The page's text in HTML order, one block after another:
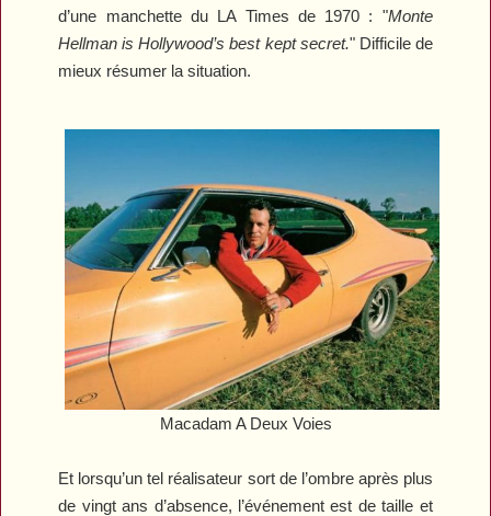
d’une manchette du LA Times de 1970 : "Monte
Hellman is Hollywood’s best kept secret." Difficile de
mieux résumer la situation.
Macadam A Deux Voies
Et lorsqu’un tel réalisateur sort de l’ombre après plus
de vingt ans d’absence, l’événement est de taille et